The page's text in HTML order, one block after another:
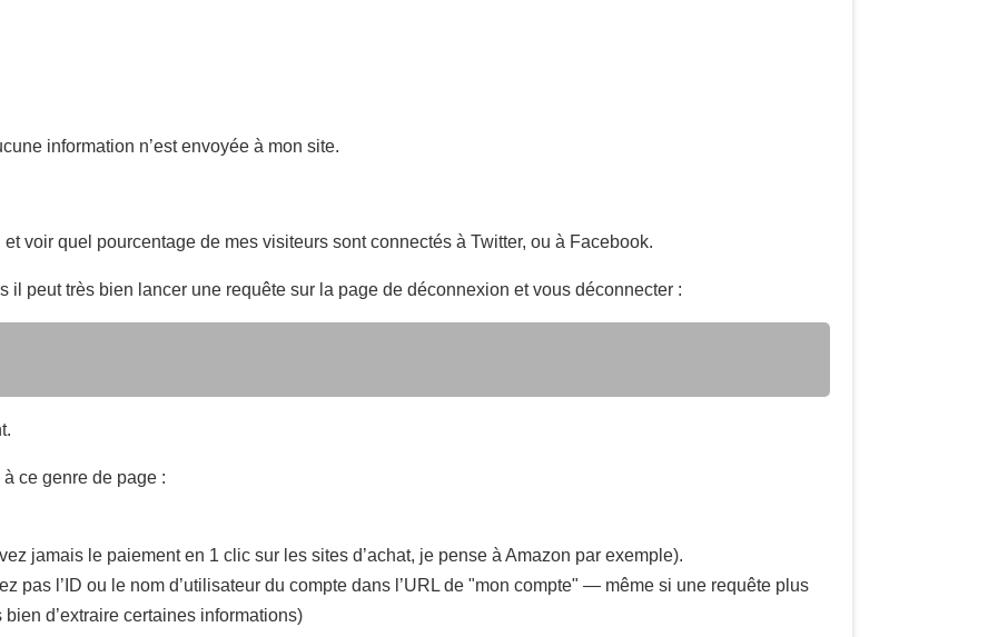
information n’est envoyée à mon site.
voir quel pourcentage de mes visiteurs sont connectés à Twitter, ou à Facebook.
il peut très bien lancer une requête sur la page de déconnexion et vous déconnecter :
ce genre de page :
jamais le paiement en 1 clic sur les sites d’achat, je pense à Amazon par exemple).
pas l’ID ou le nom d’utilisateur du compte dans l’URL de "mon compte" — même si une requête plus
d’extraire certaines informations)